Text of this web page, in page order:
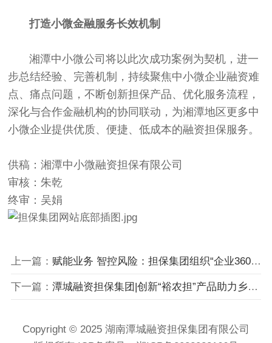
打造小微金融服务长效机制
湘潭中小微公司将以此次成功案例为契机，进一
步总结经验、完善机制，持续聚焦中小微企业融资难
点、痛点问题，不断创新担保产品、优化服务流程，
深化与合作金融机构的协同联动，为湘潭地区更多中
小微企业提供优质、便捷、低成本的融资担保服务。
供稿：湘潭中小微融资担保有限公司
审核：朱乾
终审：吴娟
上一篇： 赋能业务 智控风险：担保集团组织“企业360报告”与批量业务数字化解决方案线上交流培训
下一篇： 潭城融资担保集团|创新“裕农担”产品助力乡村振兴发展
Copyright © 2025 湖南潭城融资担保集团有限公司